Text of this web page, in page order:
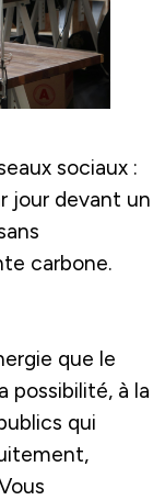
sociaux :
jour devant un
carbone.
que le
possibilité, à la
qui